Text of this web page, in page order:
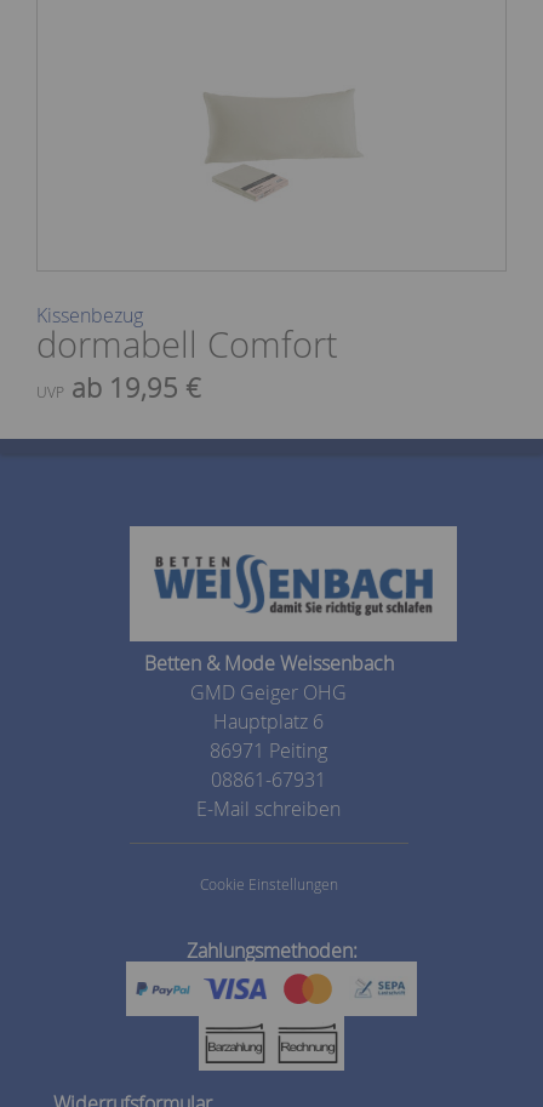
Kissenbezug
dormabell Comfort
UVP ab 19,95 €
Betten & Mode Weissenbach
GMD Geiger OHG
Hauptplatz 6
86971 Peiting
08861-67931
E-Mail schreiben
Cookie Einstellungen
Zahlungsmethoden: